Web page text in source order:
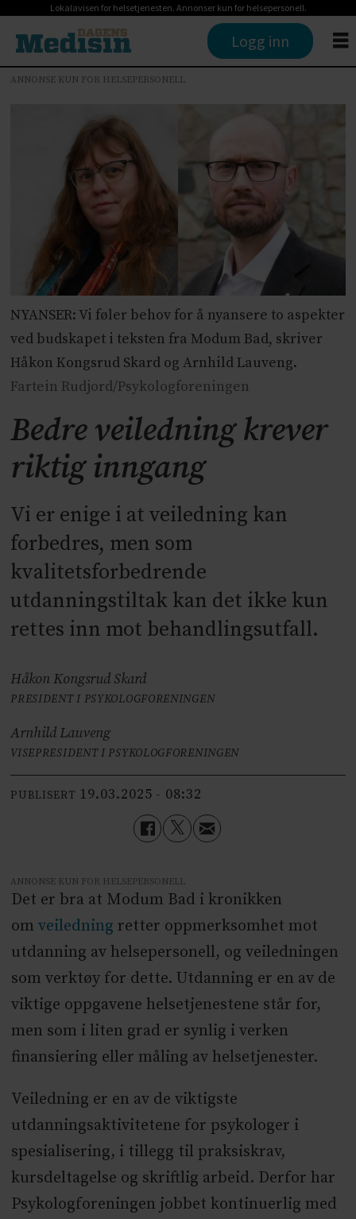
Lokalavisen for helsetjenesten. Annonser kun for helsepersonell.
Logg inn
ANNONSE KUN FOR HELSEPERSONELL
NYANSER: Vi føler behov for å nyansere to aspekter
ved budskapet i teksten fra Modum Bad, skriver
Håkon Kongsrud Skard og Arnhild Lauveng.
Fartein Rudjord/Psykologforeningen
Bedre veiledning krever
riktig inngang
Vi er enige i at veiledning kan
forbedres, men som
kvalitetsforbedrende
utdanningstiltak kan det ikke kun
rettes inn mot behandlingsutfall.
Håkon Kongsrud Skard
PRESIDENT I PSYKOLOGFORENINGEN
Arnhild Lauveng
VISEPRESIDENT I PSYKOLOGFORENINGEN
PUBLISERT 19.03.2025 - 08:32
ANNONSE KUN FOR HELSEPERSONELL
Det er bra at Modum Bad i kronikken
om veiledning retter oppmerksomhet mot
utdanning av helsepersonell, og veiledningen
som verktøy for dette. Utdanning er en av de
viktige oppgavene helsetjenestene står for,
men som i liten grad er synlig i verken
finansiering eller måling av helsetjenester.
Veiledning er en av de viktigste
utdanningsaktivitetene for psykologer i
spesialisering, i tillegg til praksiskrav,
kursdeltagelse og skriftlig arbeid. Derfor har
Psykologforeningen jobbet kontinuerlig med